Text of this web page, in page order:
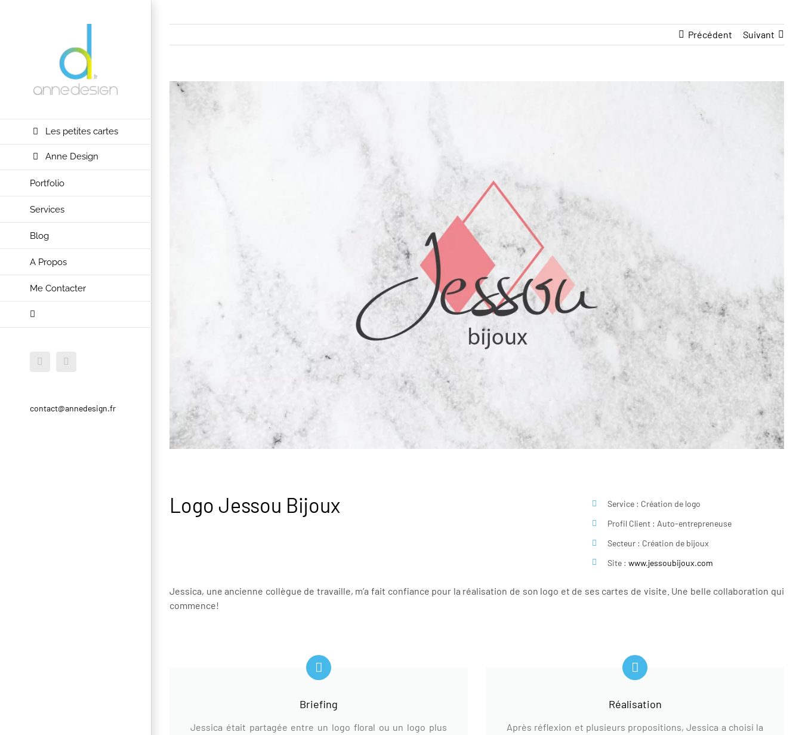
Les petites cartes
Anne Design
Portfolio
Services
Blog
A Propos
Me Contacter
FacebookInstagram
contact@annedesign.fr
Précédent Suivant
View
Logo Jessou Bijoux
Service : Création de logo
Profil Client : Auto-entrepreneuse
Secteur : Création de bijoux
Site : www.jessoubijoux.com
Jessica, une ancienne collègue de travaille, m’a fait confiance pour la réalisation de son logo et de ses cartes de visite. Une belle collaboration qui
commence!
Briefing
Jessica était partagée entre un logo floral ou un logo plus
Réalisation
Après réflexion et plusieurs propositions, Jessica a choisi la